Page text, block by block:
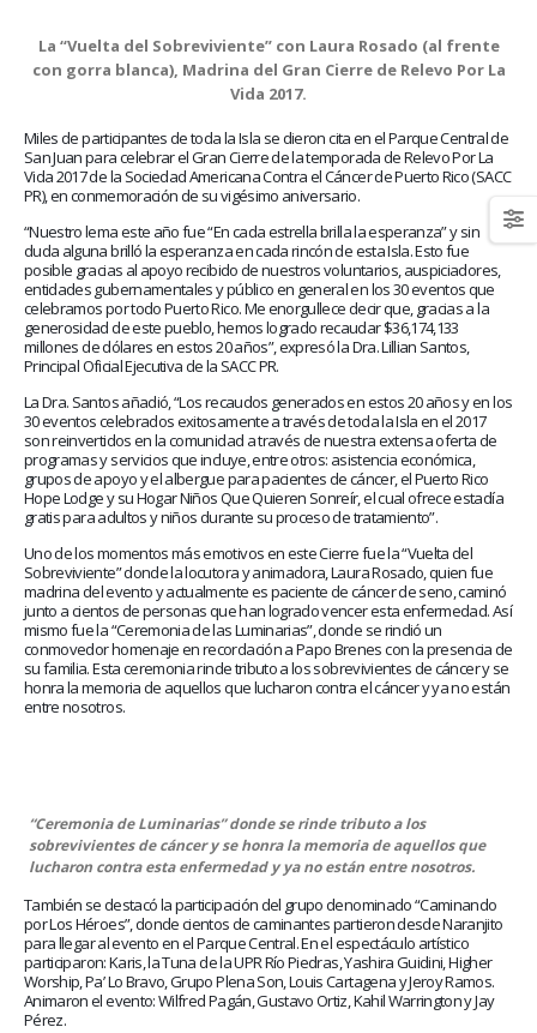
La “Vuelta del Sobreviviente” con Laura Rosado (al frente
con gorra blanca), Madrina del Gran Cierre de Relevo Por La
Vida 2017.
Miles de participantes de toda la Isla se dieron cita en el Parque Central de
San Juan para celebrar el Gran Cierre de la temporada de Relevo Por La
Vida 2017 de la Sociedad Americana Contra el Cáncer de Puerto Rico (SACC
PR), en conmemoración de su vigésimo aniversario.
“Nuestro lema este año fue “En cada estrella brilla la esperanza” y sin
duda alguna brilló la esperanza en cada rincón de esta Isla. Esto fue
posible gracias al apoyo recibido de nuestros voluntarios, auspiciadores,
entidades gubernamentales y público en general en los 30 eventos que
celebramos por todo Puerto Rico. Me enorgullece decir que, gracias a la
generosidad de este pueblo, hemos logrado recaudar $36,174,133
millones de dólares en estos 20 años”, expresó la Dra. Lillian Santos,
Principal Oficial Ejecutiva de la SACC PR.
La Dra. Santos añadió, “Los recaudos generados en estos 20 años y en los
30 eventos celebrados exitosamente a través de toda la Isla en el 2017
son reinvertidos en la comunidad a través de nuestra extensa oferta de
programas y servicios que incluye, entre otros: asistencia económica,
grupos de apoyo y el albergue para pacientes de cáncer, el Puerto Rico
Hope Lodge y su Hogar Niños Que Quieren Sonreír, el cual ofrece estadía
gratis para adultos y niños durante su proceso de tratamiento”.
Uno de los momentos más emotivos en este Cierre fue la “Vuelta del
Sobreviviente” donde la locutora y animadora, Laura Rosado, quien fue
madrina del evento y actualmente es paciente de cáncer de seno, caminó
junto a cientos de personas que han logrado vencer esta enfermedad. Así
mismo fue la “Ceremonia de las Luminarias”, donde se rindió un
conmovedor homenaje en recordación a Papo Brenes con la presencia de
su familia. Esta ceremonia rinde tributo a los sobrevivientes de cáncer y se
honra la memoria de aquellos que lucharon contra el cáncer y ya no están
entre nosotros.
“Ceremonia de Luminarias” donde se rinde tributo a los
sobrevivientes de cáncer y se honra la memoria de aquellos que
lucharon contra esta enfermedad y ya no están entre nosotros.
También se destacó la participación del grupo denominado “Caminando
por Los Héroes”, donde cientos de caminantes partieron desde Naranjito
para llegar al evento en el Parque Central. En el espectáculo artístico
participaron: Karis, la Tuna de la UPR Río Piedras, Yashira Guidini, Higher
Worship, Pa’ Lo Bravo, Grupo Plena Son, Louis Cartagena y Jeroy Ramos.
Animaron el evento: Wilfred Pagán, Gustavo Ortiz, Kahil Warrington y Jay
Pérez.